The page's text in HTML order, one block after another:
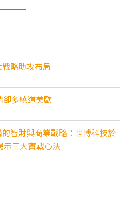
略助攻布局
卻多繞道美歐
的智財與商業戰略：世博科技於
三大實戰心法